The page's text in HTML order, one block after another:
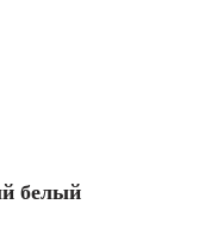
белый